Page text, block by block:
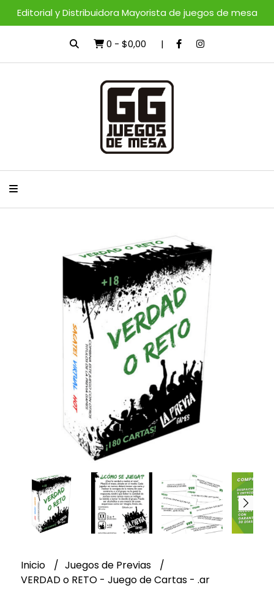
Editorial y Distribuidora Mayorista de juegos de mesa
0 - $0,00
Inicio
Juegos de Previas
VERDAD o RETO - Juego de Cartas - .ar